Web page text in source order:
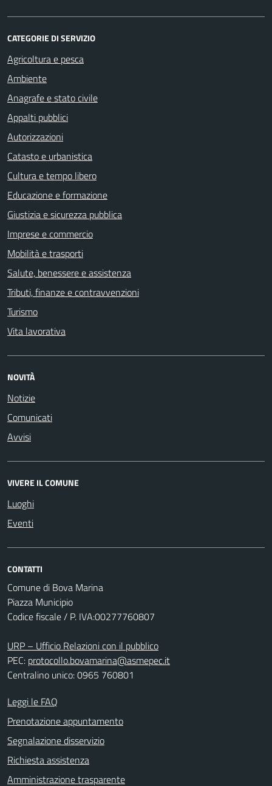
CATEGORIE DI SERVIZIO
Agricoltura e pesca
Ambiente
Anagrafe e stato civile
Appalti pubblici
Autorizzazioni
Catasto e urbanistica
Cultura e tempo libero
Educazione e formazione
Giustizia e sicurezza pubblica
Imprese e commercio
Mobilità e trasporti
Salute, benessere e assistenza
Tributi, finanze e contravvenzioni
Turismo
Vita lavorativa
NOVITÀ
Notizie
Comunicati
Avvisi
VIVERE IL COMUNE
Luoghi
Eventi
CONTATTI
Comune di Bova Marina
Piazza Municipio
Codice fiscale / P. IVA:00277760807
URP – Ufficio Relazioni con il pubblico
PEC: protocollo.bovamarina@asmepec.it
Centralino unico: 0965 760801
Leggi le FAQ
Prenotazione appuntamento
Segnalazione disservizio
Richiesta assistenza
Amministrazione trasparente